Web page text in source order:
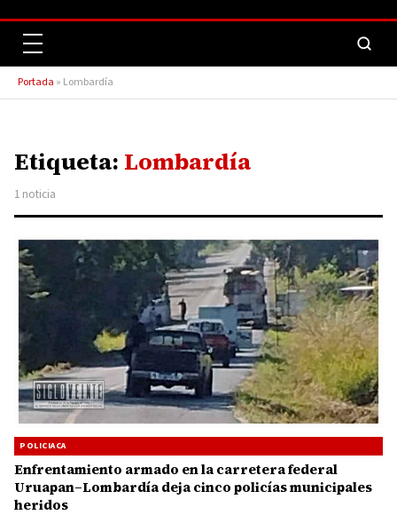
Portada » Lombardía
Etiqueta: Lombardía
1 noticia
POLICIACA
Enfrentamiento armado en la carretera federal
Uruapan–Lombardía deja cinco policías municipales
heridos